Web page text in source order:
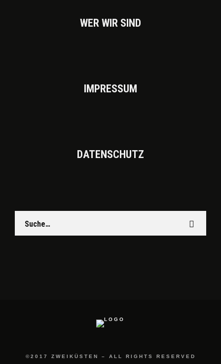
WER WIR SIND
IMPRES­SUM
DATEN­SCHUTZ
©2017 ZWEIKÜSTEN – ALL RIGHTS RESERVED